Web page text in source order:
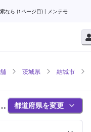
なら (1ページ目) | メンテモ
茨城県 結城市
都道府県を変更